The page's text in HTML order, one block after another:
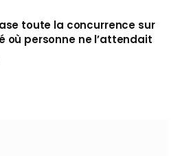
toute la concurrence sur
où personne ne l’attendait